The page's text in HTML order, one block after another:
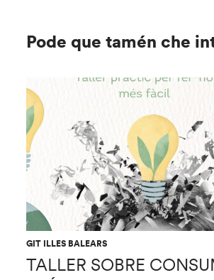
Pode que tamén che
GIT ILLES BALEARS
TALLER SOBRE